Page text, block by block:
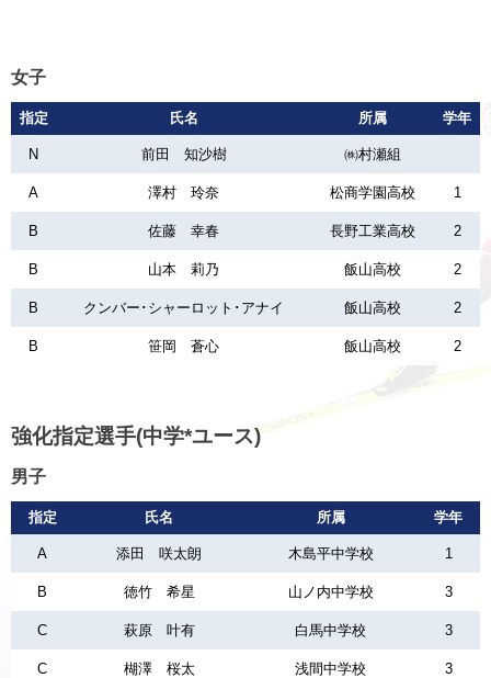
女子
指定 氏名 所属 学年
N 前田 知沙樹 ㈱村瀬組
A 澤村 玲奈 松商学園高校 1
B 佐藤 幸春 長野工業高校 2
B 山本 莉乃 飯山高校 2
B クンバー･シャーロット･アナイ 飯山高校 2
B 笹岡 蒼心 飯山高校 2
強化指定選手(中学*ユース)
男子
指定 氏名 所属 学年
A 添田 咲太朗 木島平中学校 1
B 徳竹 希星 山ノ内中学校 3
C 萩原 叶有 白馬中学校 3
C 楜澤 桜太 浅間中学校 3